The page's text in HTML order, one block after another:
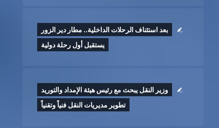
بعد استئناف الرحلات الداخلية.. مطار دير الزور
يستقبل أول رحلة دولية
وزير النقل يبحث مع رئيس هيئة الإمداد والتوريد
تطوير ‏مديريات النقل فنياً وتقنياً